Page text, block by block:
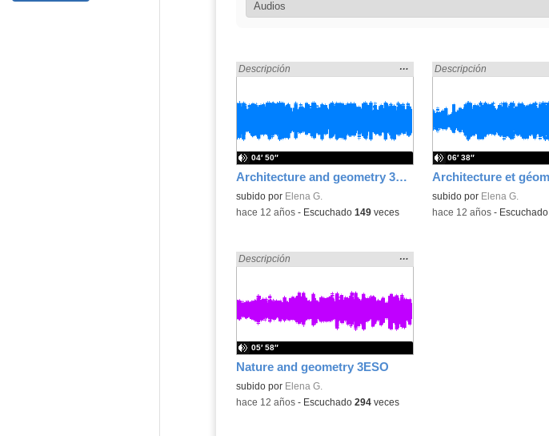
Architecture and geometry 3ESO
Encontrado «3ESO» en:
Descripción
Mostrar
la
de la
…
subido por Elena G.
04′ 50″
-hace 12 años- Escuchado 149veces
Encontrado «3ESO» en:
Descripción
subido por Elena G.
06′ 38″
-hace 12 años- Escuchado
Nature and geometry 3ESO
Encontrado «3ESO» en:
Descripción
Mostrar
la
de la
…
subido por Elena G.
05′ 58″
-hace 12 años- Escuchado 294veces